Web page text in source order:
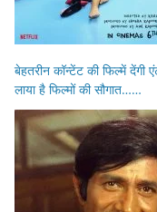
बेहतरीन कॉन्टेंट की फिल्में
लाया है फिल्मों की सौगात……